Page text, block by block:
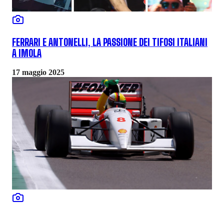
FERRARI E ANTONELLI, LA PASSIONE DEI TIFOSI ITALIANI
A IMOLA
17 maggio 2025